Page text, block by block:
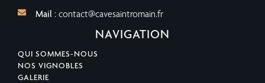
Mail : contact@cavesaintromain.fr
NAVIGATION
QUI SOMMES-NOUS
NOS VIGNOBLES
GALERIE